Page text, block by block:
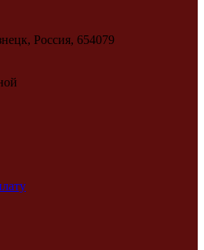
Россия, 654079